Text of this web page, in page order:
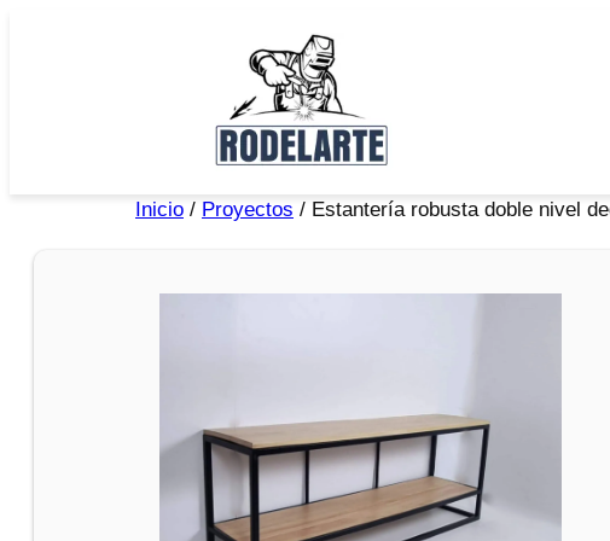
Inicio / Proyectos / Estantería robusta doble nivel